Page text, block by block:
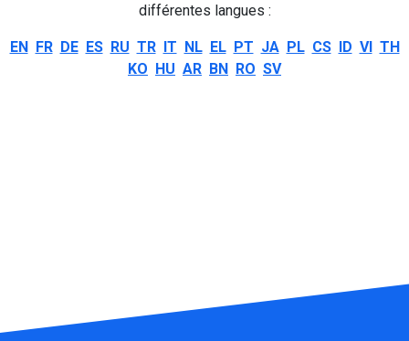
différentes langues :
EN FR DE ES RU TR IT NL EL PT JA PL CS ID VI TH
KO HU AR BN RO SV